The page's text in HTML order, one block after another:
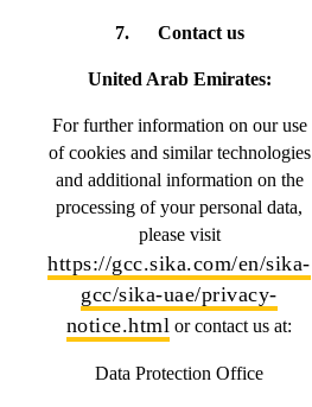
7. Contact us
United Arab Emirates:
For further information on our use
of cookies and similar technologies
and additional information on the
processing of your personal data,
please visit
https://gcc.sika.com/en/sika-
gcc/sika-uae/privacy-
notice.html or contact us at:
Data Protection Office